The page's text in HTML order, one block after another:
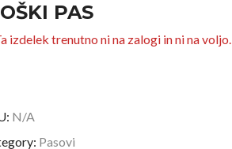
PAS
izdelek trenutno ni na zalogi in ni na voljo.
N/A
Pasovi